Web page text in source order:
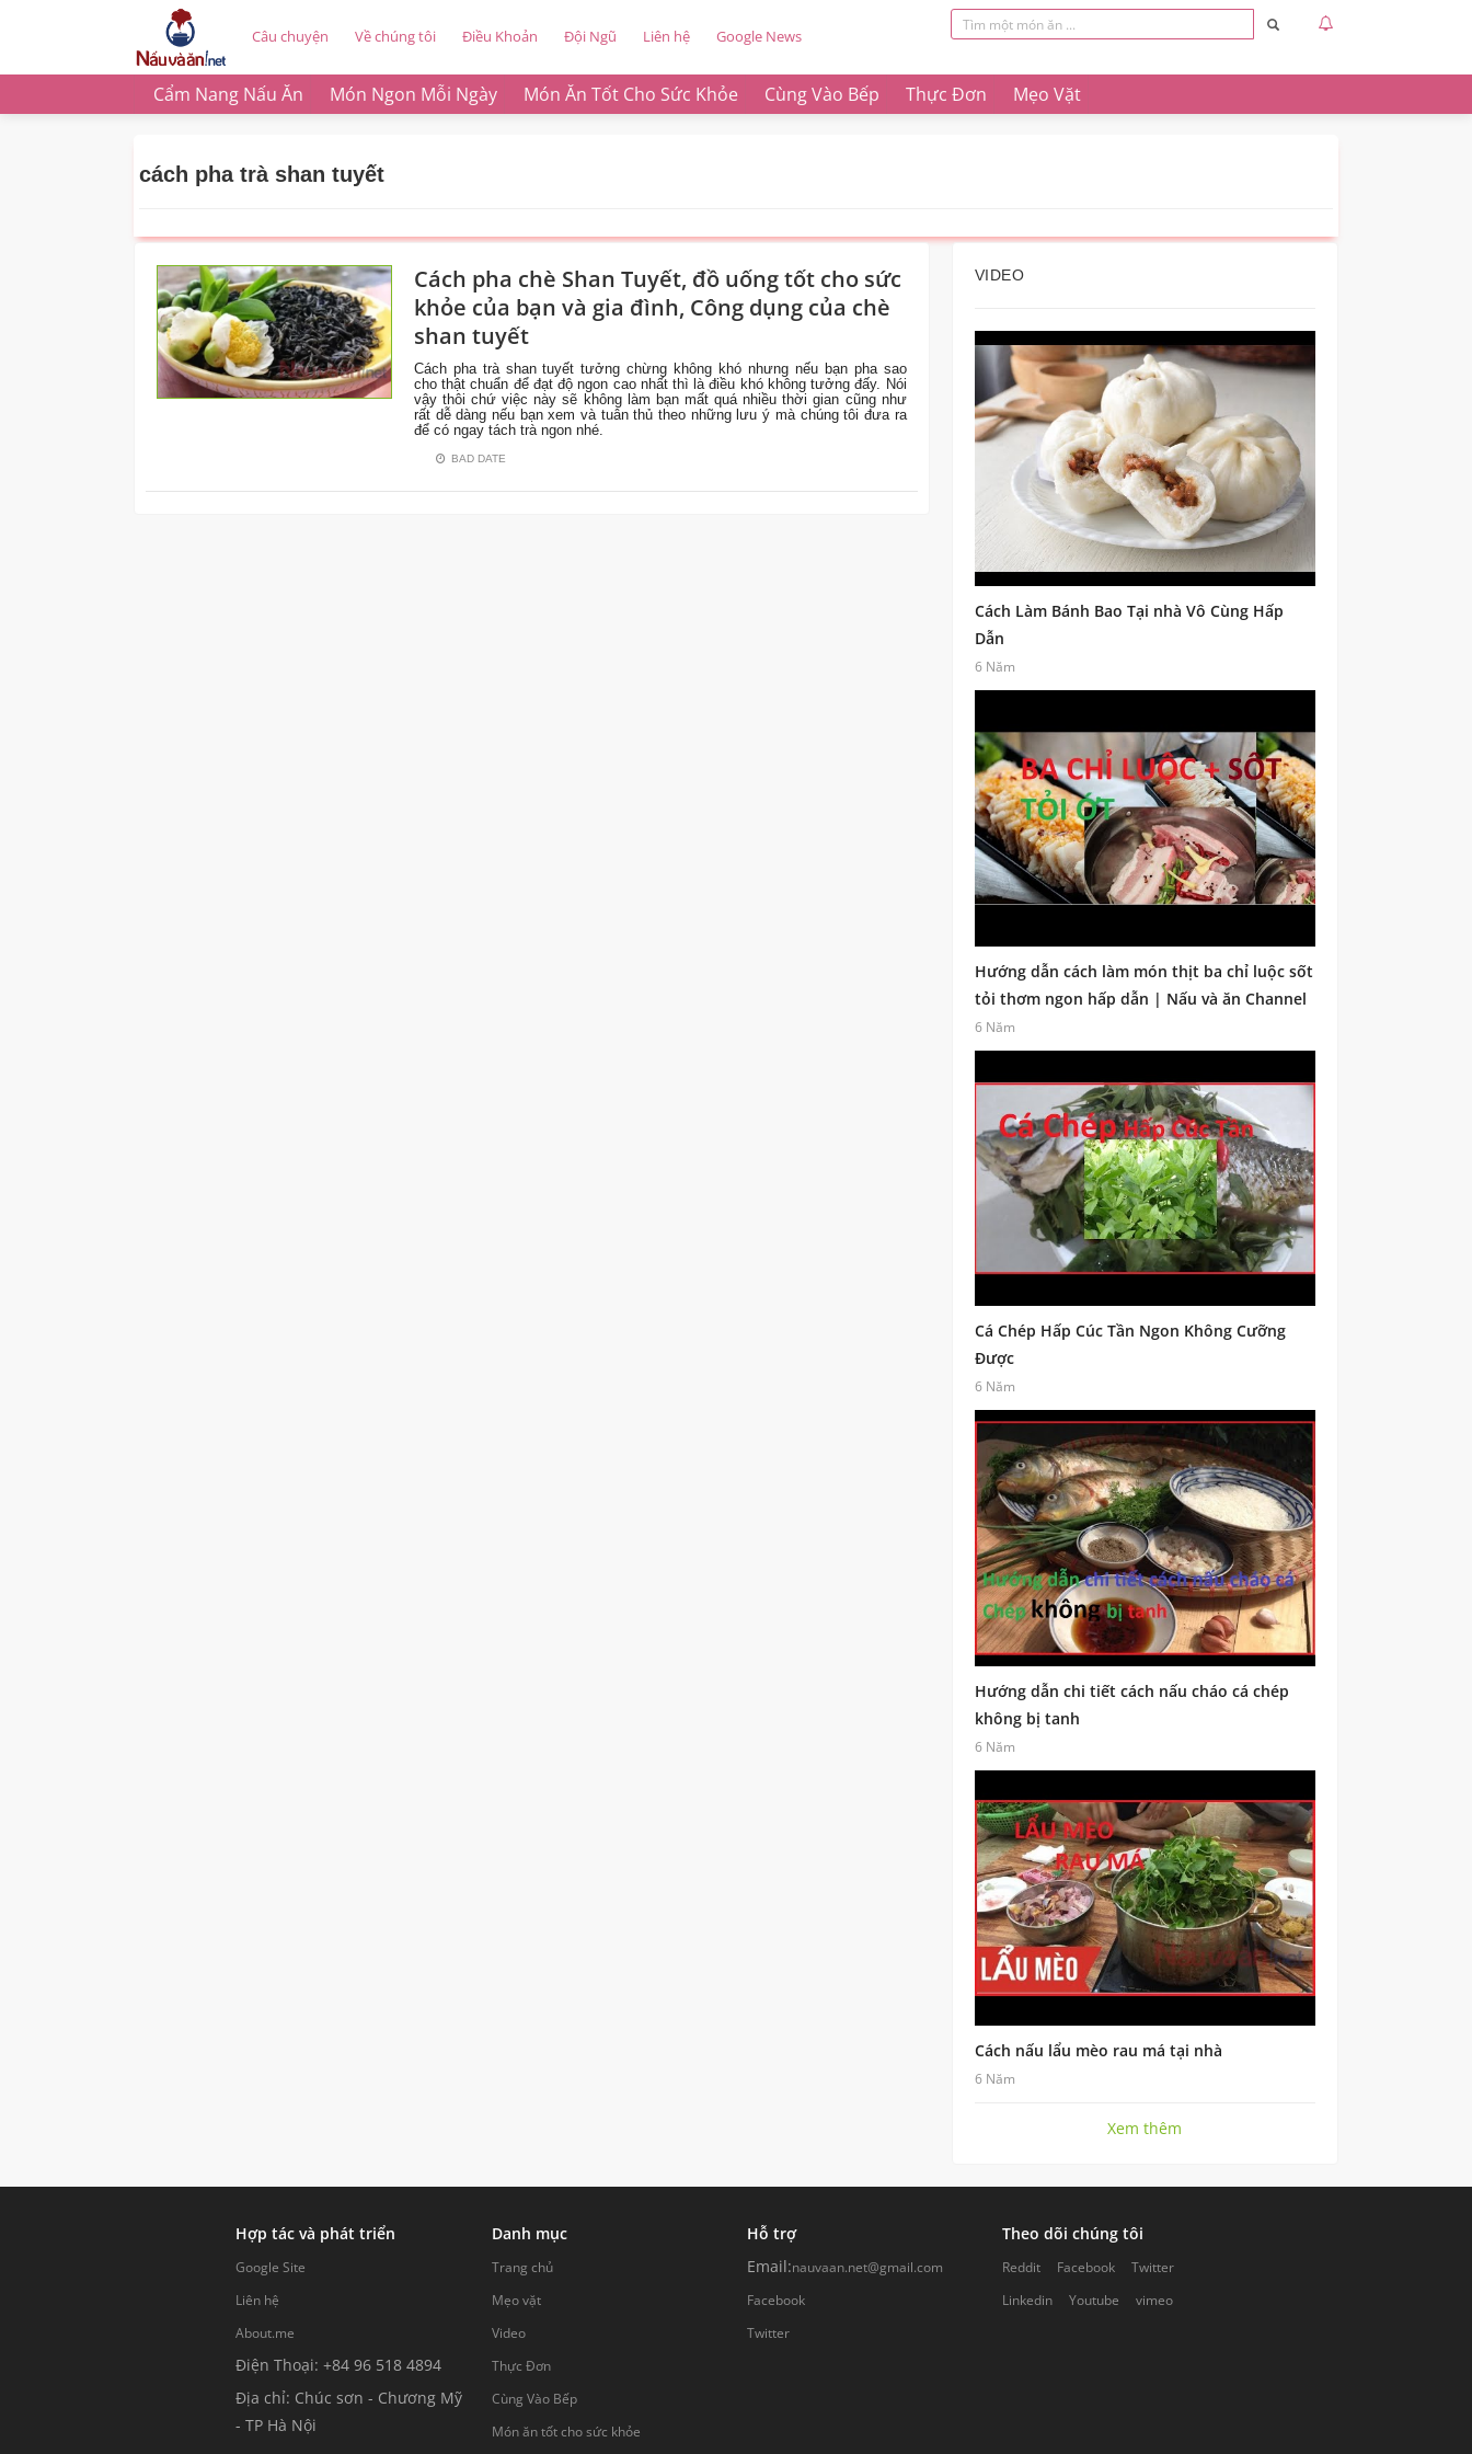
Câu chuyện Về chúng tôi Điều Khoản Đội Ngũ Liên hệ Google News
Cẩm Nang Nấu Ăn Món Ngon Mỗi Ngày Món Ăn Tốt Cho Sức Khỏe Cùng Vào Bếp Thực Đơn Mẹo Vặt
cách pha trà shan tuyết
MÓN
ĂN
CHO
KHỎE
Cách pha chè Shan Tuyết, đồ uống tốt cho sức
khỏe của bạn và gia đình, Công dụng của chè
shan tuyết
Cách pha trà shan tuyết tưởng chừng không khó nhưng nếu bạn pha sao
cho thật chuẩn để đạt độ ngon cao nhất thì là điều khó không tưởng đấy. Nói
vậy thôi chứ việc này sẽ không làm bạn mất quá nhiều thời gian cũng như
rất dễ dàng nếu bạn xem và tuân thủ theo những lưu ý mà chúng tôi đưa ra
để có ngay tách trà ngon nhé.
BAD DATE
VIDEO
Cách Làm Bánh Bao Tại nhà Vô Cùng Hấp
Dẫn
6 Năm
Hướng dẫn cách làm món thịt ba chỉ luộc sốt
tỏi thơm ngon hấp dẫn | Nấu và ăn Channel
6 Năm
Cá Chép Hấp Cúc Tần Ngon Không Cưỡng
Được
6 Năm
Hướng dẫn chi tiết cách nấu cháo cá chép
không bị tanh
6 Năm
Cách nấu lẩu mèo rau má tại nhà
6 Năm
Xem thêm
Hợp tác và phát triển
Google Site
Liên hệ
About.me
Điện Thoại: +84 96 518 4894
Địa chỉ: Chúc sơn - Chương Mỹ
- TP Hà Nội
Danh mục
Trang chủ
Mẹo vặt
Video
Thực Đơn
Cùng Vào Bếp
Món ăn tốt cho sức khỏe
Hỗ trợ
Email:nauvaan.net@gmail.com
Facebook
Twitter
Theo dõi chúng tôi
Reddit Facebook
Twitter
Linkedin
Youtube vimeo